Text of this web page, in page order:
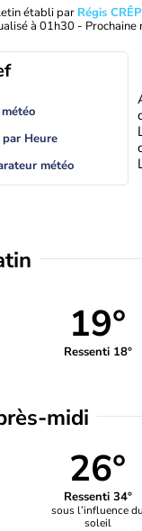
établi par Régis
à 01h30 - Prochaine
Heure
météo
19°
Ressenti 18°
midi
26°
Ressenti 34°
sous l’influence du
soleil